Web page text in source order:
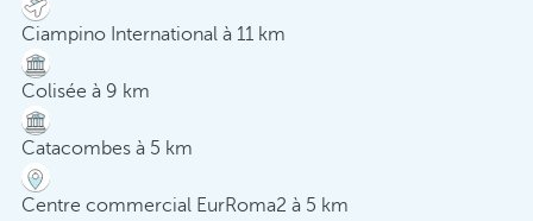
Ciampino International à 11 km
Colisée à 9 km
Catacombes à 5 km
Centre commercial EurRoma2 à 5 km